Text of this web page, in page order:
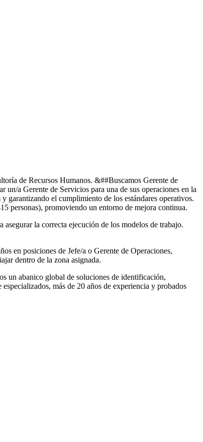
de Recursos Humanos. &##Buscamos Gerente de
a Gerente de Servicios para una de sus operaciones en la
garantizando el cumplimiento de los estándares operativos.
personas), promoviendo un entorno de mejora continua.
la correcta ejecución de los modelos de trabajo.
en posiciones de Jefe/a o Gerente de Operaciones,
dentro de la zona asignada.
un abanico global de soluciones de identificación,
más de 20 años de experiencia y probados